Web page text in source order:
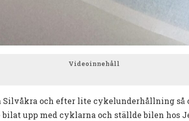
Videoinnehåll
Silvåkra och efter lite cykelunderhållning
bilat upp med cyklarna och ställde bilen hos